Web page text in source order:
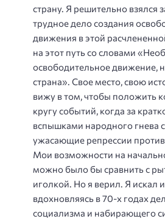
страну. Я решительно взялся
трудное дело создания
движения в этой
на этот путь со словами
освободительное движение,
страна». Свое место, свою
вижу в том, чтобы положить
кругу событий, когда за
вспышками народного гнева
ужасающие репрессии
Мои возможности на
можно было бы сравнить с
иголкой. Но я верил. Я искал
вдохновляясь в 70-х годах
социализма и набирающего